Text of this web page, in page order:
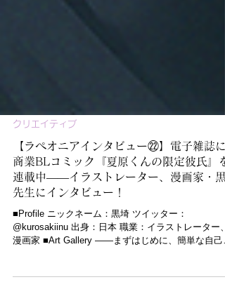
クリエイティブ
【ラペオニアインタビュー㉒】電子雑誌に
商業BLコミック『夏原くんの限定彼氏』を
連載中――イラストレーター、漫画家・黒
先生にインタビュー！
■Profile ニックネーム：黒埼 ツイッター：
介をお願いします！ 「初めまして、黒埼です。イラ